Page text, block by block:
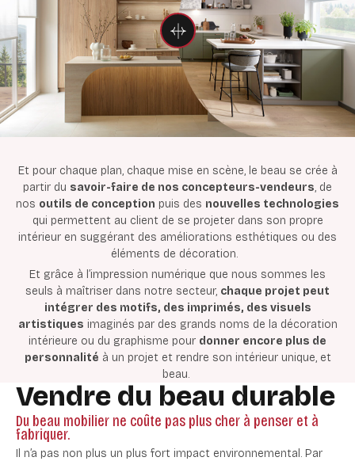
Et pour chaque plan, chaque mise en scène, le beau se crée à
partir du savoir-faire de nos concepteurs-vendeurs, de
nos outils de conception puis des nouvelles technologies
qui permettent au client de se projeter dans son propre
intérieur en suggérant des améliorations esthétiques ou des
éléments de décoration.
Et grâce à l’impression numérique que nous sommes les
seuls à maîtriser dans notre secteur, chaque projet peut
intégrer des motifs, des imprimés, des visuels
artistiques imaginés par des grands noms de la décoration
intérieure ou du graphisme pour donner encore plus de
personnalité à un projet et rendre son intérieur unique, et
beau.
Vendre du beau durable
Du beau mobilier ne coûte pas plus cher à penser et à
fabriquer.
Il n’a pas non plus un plus fort impact environnemental. Par